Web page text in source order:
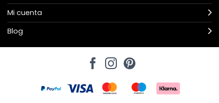
Mi cuenta
Blog